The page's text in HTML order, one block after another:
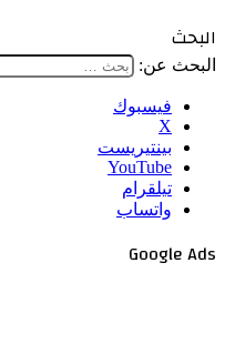
البحث
البحث عن:
فيسبوك
‫X
بينتيريست
‫YouTube
تيلقرام
واتساب
Google Ads